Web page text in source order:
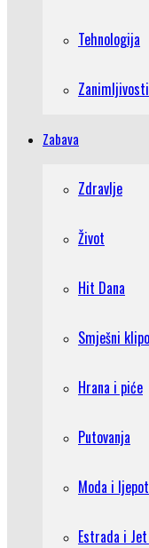
Tehnologija
Zanimljivosti
Zabava
Zdravlje
Život
Hit Dana
Smješni
Hrana i piće
Putovanja
Moda i
Estrada i